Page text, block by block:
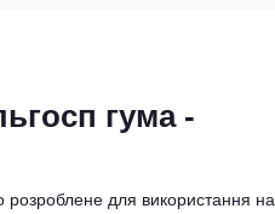
гума -
розроблене для використання на